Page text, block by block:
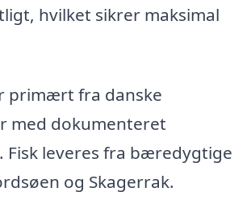
hvilket sikrer maksimal
primært fra danske
med dokumenteret
leveres fra bæredygtige
og Skagerrak.